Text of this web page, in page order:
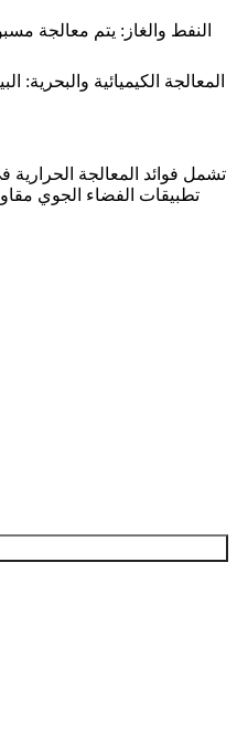
النفط والغاز : يتم معالجة
المعالجة الكيميائية والبحرية:
تشمل فوائد المعالجة الحرارية
تطبيقات الفضاء الجوي